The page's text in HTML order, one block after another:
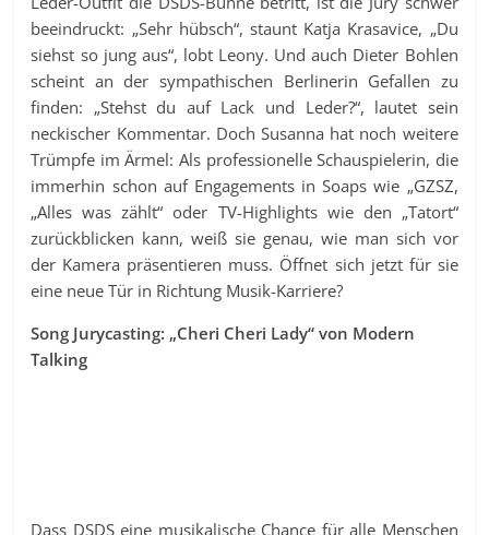
beeindruckt: „Sehr hübsch“, staunt Katja Krasavice, „Du
siehst so jung aus“, lobt Leony. Und auch Dieter Bohlen
scheint an der sympathischen Berlinerin Gefallen zu
finden: „Stehst du auf Lack und Leder?“, lautet sein
neckischer Kommentar. Doch Susanna hat noch weitere
Trümpfe im Ärmel: Als professionelle Schauspielerin, die
immerhin schon auf Engagements in Soaps wie „GZSZ,
„Alles was zählt“ oder TV-Highlights wie den „Tatort“
zurückblicken kann, weiß sie genau, wie man sich vor
der Kamera präsentieren muss. Öffnet sich jetzt für sie
eine neue Tür in Richtung Musik-Karriere?
Song Jurycasting: „Cheri Cheri Lady“ von Modern
Talking
Dass DSDS eine musikalische Chance für alle Menschen